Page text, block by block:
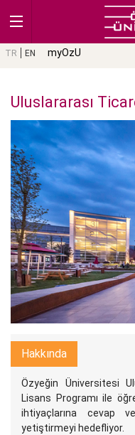
TR EN myOzU
Uluslararası
Hakkında
Özyeğin Üniversitesi
Lisans Programı ile
ihtiyaçlarına cevap
yetiştirmeyi hedefliyor.